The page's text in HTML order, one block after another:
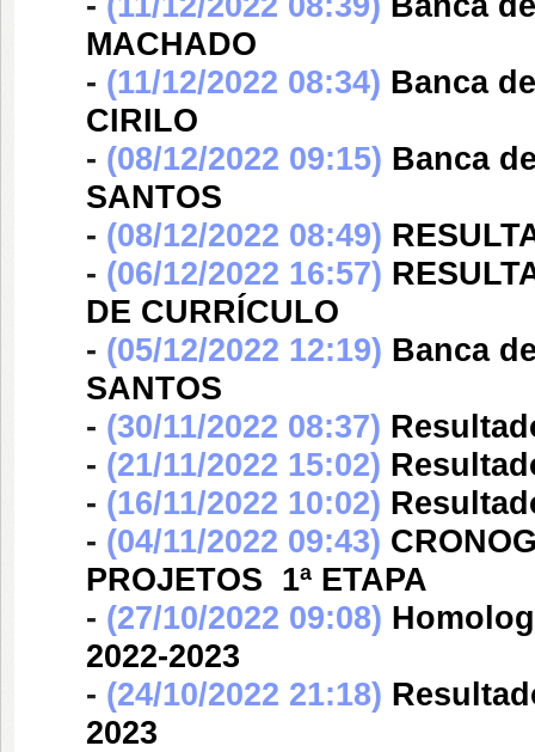
MACHADO
- (11/12/2022 08:34) Banca
CIRILO
- (08/12/2022 09:15) Banca
SANTOS
- (08/12/2022 08:49)
- (06/12/2022 16:57)
DE CURRÍCULO
- (05/12/2022 12:19) Banca
SANTOS
- (30/11/2022 08:37)
- (21/11/2022 15:02)
- (16/11/2022 10:02)
- (04/11/2022 09:43)
PROJETOS  1ª ETAPA
- (27/10/2022 09:08)
2022-2023
- (24/10/2022 21:18)
2023